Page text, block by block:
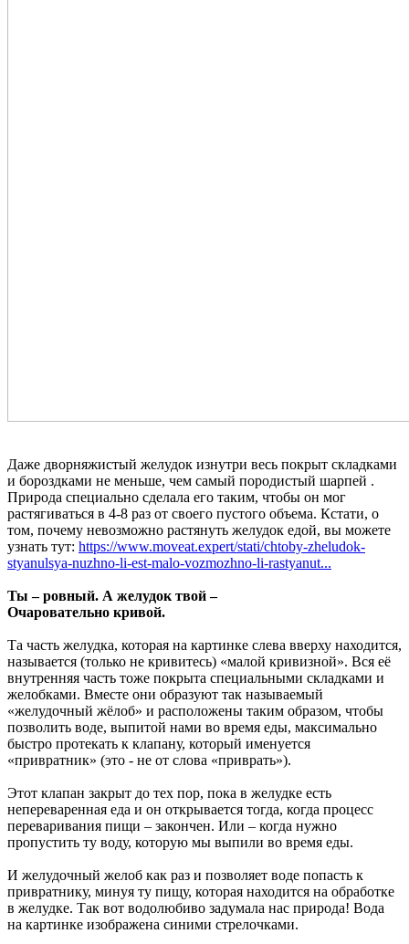
Даже дворняжистый желудок изнутри весь покрыт складками
и бороздками не меньше, чем самый породистый шарпей .
Природа специально сделала его таким, чтобы он мог
растягиваться в 4-8 раз от своего пустого объема. Кстати, о
том, почему невозможно растянуть желудок едой, вы можете
узнать тут: https://www.moveat.expert/stati/chtoby-zheludok-
styanulsya-nuzhno-li-est-malo-vozmozhno-li-rastyanut...
Ты – ровный. А желудок твой –
Очаровательно кривой.
Та часть желудка, которая на картинке слева вверху находится,
называется (только не кривитесь) «малой кривизной». Вся её
внутренняя часть тоже покрыта специальными складками и
желобками. Вместе они образуют так называемый
«желудочный жёлоб» и расположены таким образом, чтобы
позволить воде, выпитой нами во время еды, максимально
быстро протекать к клапану, который именуется
«привратник» (это - не от слова «приврать»).
Этот клапан закрыт до тех пор, пока в желудке есть
непереваренная еда и он открывается тогда, когда процесс
переваривания пищи – закончен. Или – когда нужно
пропустить ту воду, которую мы выпили во время еды.
И желудочный желоб как раз и позволяет воде попасть к
привратнику, минуя ту пищу, которая находится на обработке
в желудке. Так вот водолюбиво задумала нас природа! Вода
на картинке изображена синими стрелочками.